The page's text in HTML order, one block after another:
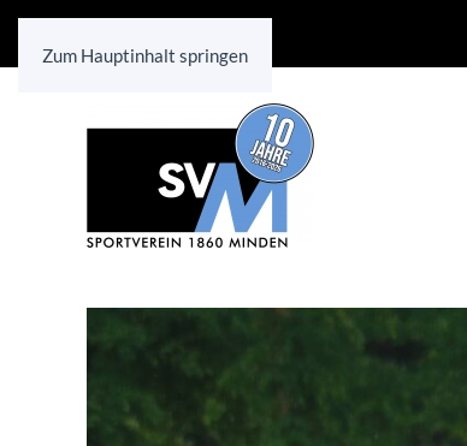
Zum Hauptinhalt springen